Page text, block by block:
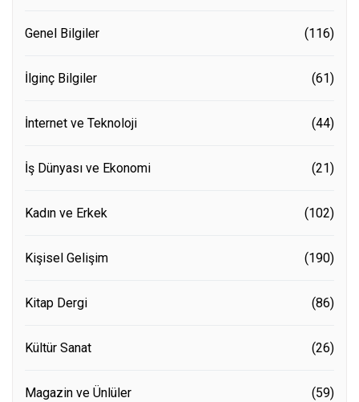
Genel Bilgiler (116)
İlginç Bilgiler (61)
İnternet ve Teknoloji (44)
İş Dünyası ve Ekonomi (21)
Kadın ve Erkek (102)
Kişisel Gelişim (190)
Kitap Dergi (86)
Kültür Sanat (26)
Magazin ve Ünlüler (59)